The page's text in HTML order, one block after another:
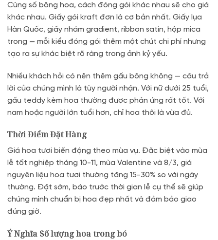
Cùng số bông hoa, cách đóng gói khác nhau sẽ cho giá
khác nhau. Giấy gói kraft đơn là cơ bản nhất. Giấy lụa
Hàn Quốc, giấy nhám gradient, ribbon satin, hộp mica
trong — mỗi kiểu đóng gói thêm một chút chi phí nhưng
tạo ra sự khác biệt rõ ràng trong ảnh kỷ yếu.
Nhiều khách hỏi có nên thêm gấu bông không — câu trả
lời của chúng mình là tùy người nhận. Với nữ dưới 25 tuổi,
gấu teddy kèm hoa thường được phản ứng rất tốt. Với
nam hoặc người lớn tuổi hơn, chỉ hoa thôi là vừa đủ.
Thời Điểm Đặt Hàng
Giá hoa tươi biến động theo mùa vụ. Đặc biệt vào mùa
lễ tốt nghiệp tháng 10-11, mùa Valentine và 8/3, giá
nguyên liệu hoa tươi thường tăng 15-30% so với ngày
thường. Đặt sớm, báo trước thời gian lễ cụ thể sẽ giúp
chúng mình chuẩn bị hoa đẹp nhất và đảm bảo giao
đúng giờ.
Ý Nghĩa Số lượng hoa trong bó